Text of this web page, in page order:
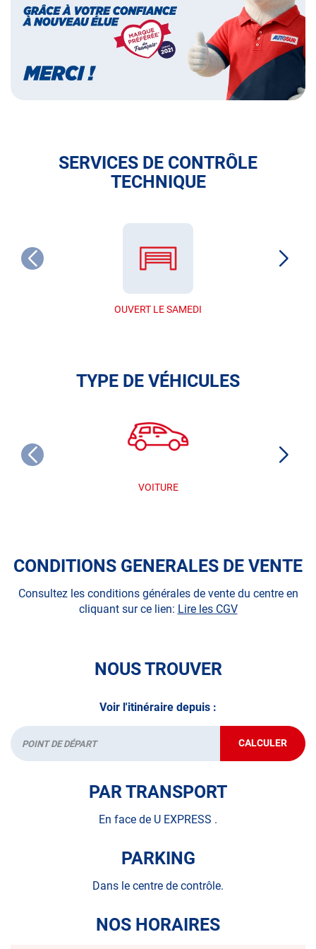
français
SERVICES DE CONTRÔLE
TECHNIQUE
OUVERT LE SAMEDI
TYPE DE VÉHICULES
VOITURE
CONDITIONS GENERALES DE VENTE
Consultez les conditions générales de vente du centre en
cliquant sur ce lien: Lire les CGV
NOUS TROUVER
Voir l'itinéraire depuis :
Départ CALCULER
JUSQU'AU
POINT
PAR TRANSPORT
En face de U EXPRESS .
PARKING
Dans le centre de contrôle.
NOS HORAIRES